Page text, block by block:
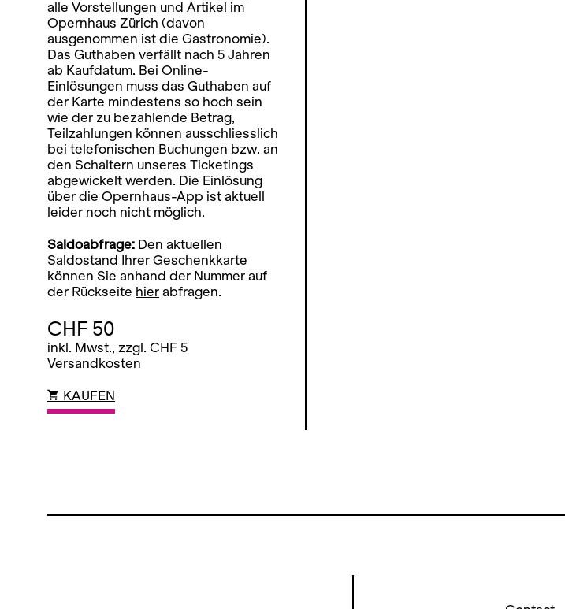
alle Vorstellungen und Artikel im
Opernhaus Zürich (davon
ausgenommen ist die Gastronomie).
Das Guthaben verfällt nach 5 Jahren
ab Kaufdatum. Bei Online-
Einlösungen muss das Guthaben auf
der Karte mindestens so hoch sein
wie der zu bezahlende Betrag,
Teilzahlungen können ausschliesslich
bei telefonischen Buchungen bzw. an
den Schaltern unseres Ticketings
abgewickelt werden. Die Einlösung
über die Opernhaus-App ist aktuell
leider noch nicht möglich.
Saldoabfrage: Den aktuellen
Saldostand Ihrer Geschenkkarte
können Sie anhand der Nummer auf
der Rückseite hier abfragen.
CHF 50
inkl. Mwst., zzgl. CHF 5
Versandkosten
KAUFEN